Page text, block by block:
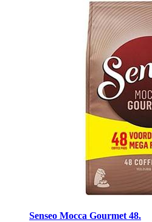
Senseo Mocca Gourmet 48.